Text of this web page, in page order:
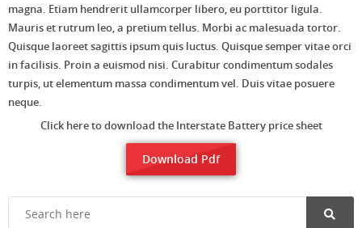
magna. Etiam hendrerit ullamcorper libero, eu porttitor ligula.
Mauris et rutrum leo, a pretium tellus. Morbi ac malesuada tortor.
Quisque laoreet sagittis ipsum quis luctus. Quisque semper vitae orci
in facilisis. Proin a euismod nisi. Curabitur condimentum sodales
turpis, ut elementum massa condimentum vel. Duis vitae posuere
neque.
Click here to download the Interstate Battery price sheet
Download Pdf